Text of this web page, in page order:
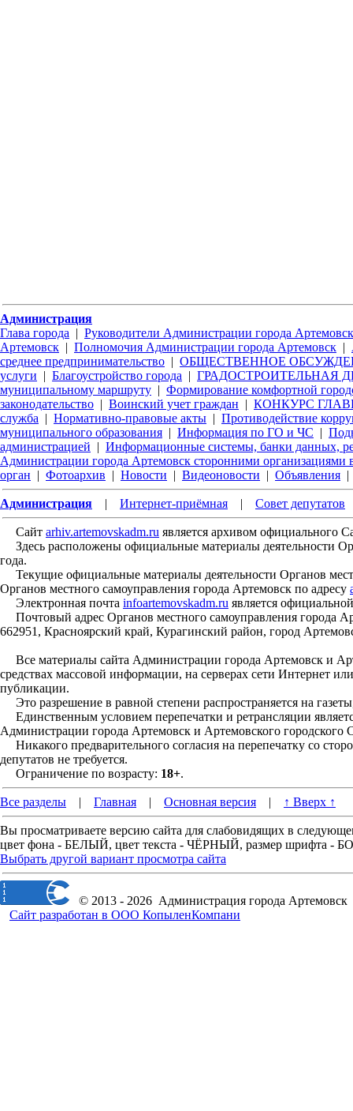
Администрация
Глава города | Руководители Администрации города Артемовск
Артемовск | Полномочия Администрации города Артемовск |
среднее предпринимательство | ОБЩЕСТВЕННОЕ
услуги | Благоустройство города | ГРАДОСТРОИТЕЛЬНАЯ
муниципальному маршруту | Формирование комфортной
законодательство | Воинский учет граждан | КОНКУРС
служба | Нормативно-правовые акты | Противодействие
муниципального образования | Информация по ГО и ЧС |
администрацией | Информационные системы, банки данных,
Администрации города Артемовск сторонними организациями
орган | Фотоархив | Новости | Видеоновости | Объявления |
Администрация | Интернет-приёмная | Совет депутатов
Сайт arhiv.artemovskadm.ru является архивом официального
Здесь расположены официальные материалы деятельности
года.
Текущие официальные материалы деятельности Органов
Органов местного самоуправления города Артемовск по адресу
Электронная почта infoartemovskadm.ru является
Почтовый адрес Органов местного самоуправления города
662951, Красноярский край, Курагинский район, город
Все материалы сайта Администрации города Артемовск и
средствах массовой информации, на серверах сети Интернет
публикации.
Это разрешение в равной степени распространяется на
Единственным условием перепечатки и ретрансляции
Администрации города Артемовск и Артемовского городского
Никакого предварительного согласия на перепечатку со
депутатов не требуется.
Ограничение по возрасту: 18+.
Все разделы | Главная | Основная версия | ↑ Вверх ↑
Вы просматриваете версию сайта для слабовидящих в
цвет фона - БЕЛЫЙ, цвет текста - ЧЁРНЫЙ, размер шрифта -
Выбрать другой вариант просмотра сайта
© 2013 - 2026 Администрация города Артемовск
Сайт разработан в ООО КопыленКомпани